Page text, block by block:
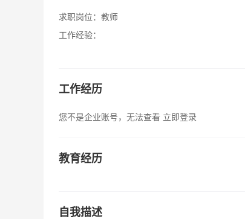
求职岗位： 教师
工作经验：
工作经历
您不是企业账号，无法查看 立即登录
教育经历
自我描述